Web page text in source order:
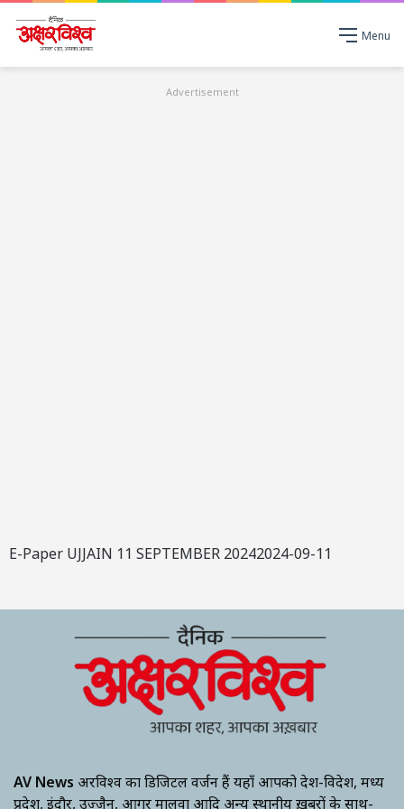
Menu
Advertisement
E-Paper UJJAIN 11 SEPTEMBER 20242024-09-11
AV News अक्षरविश्व का डिजिटल वर्जन हैं यहाँ आपको देश-विदेश, मध्य
प्रदेश, इंदौर, उज्जैन, आगर मालवा आदि अन्य स्थानीय ख़बरों के साथ-